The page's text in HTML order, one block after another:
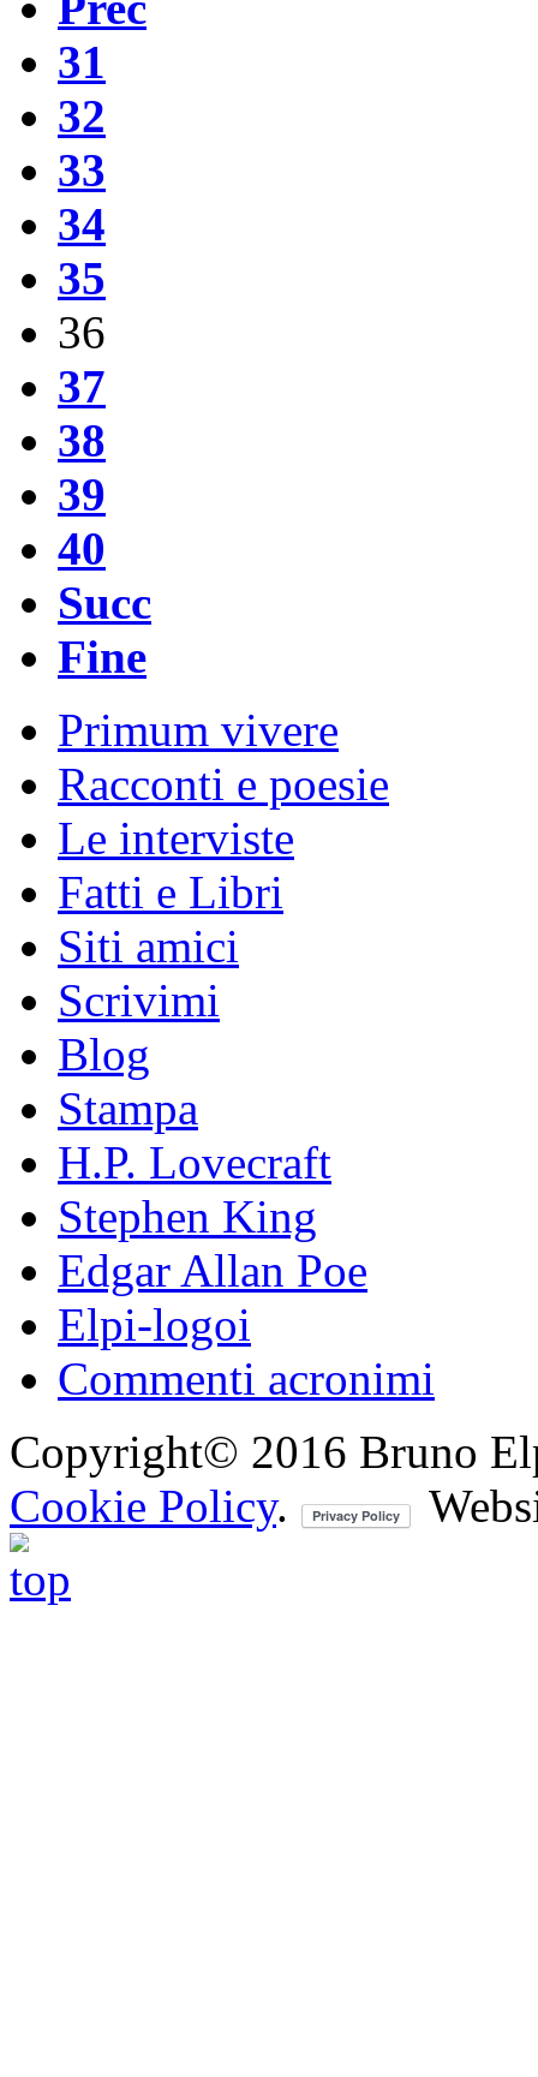
31
32
33
34
35
36
37
38
39
40
Succ
Fine
Primum vivere
Racconti e poesie
Le interviste
Fatti e Libri
Siti amici
Scrivimi
Blog
Stampa
H.P. Lovecraft
Stephen King
Edgar Allan Poe
Elpi-logoi
Commenti acronimi
Copyright© 2016 Bruno
Cookie Policy.